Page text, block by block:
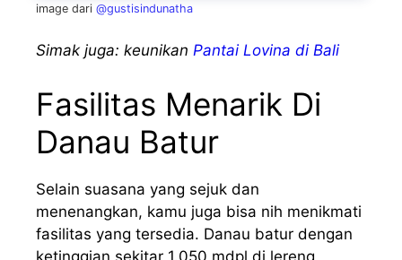
image dari @gustisindunatha
Simak juga: keunikan Pantai Lovina di Bali
Fasilitas Menarik Di
Danau Batur
Selain suasana yang sejuk dan
menenangkan, kamu juga bisa nih menikmati
fasilitas yang tersedia. Danau batur dengan
ketinggian sekitar 1.050 mdpl di lereng